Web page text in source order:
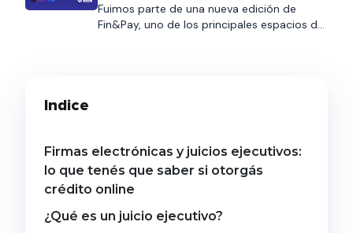
préstamos. Aunque la salida a producción
está prevista para […]
de comunicaciones
Fuimos parte de una nueva edición de
Fin&Pay, uno de los principales espacios de
experiencias sobre los desafíos […]
Indice
Firmas electrónicas y juicios ejecutivos:
lo que tenés que saber si otorgás
crédito online
¿Qué es un juicio ejecutivo?